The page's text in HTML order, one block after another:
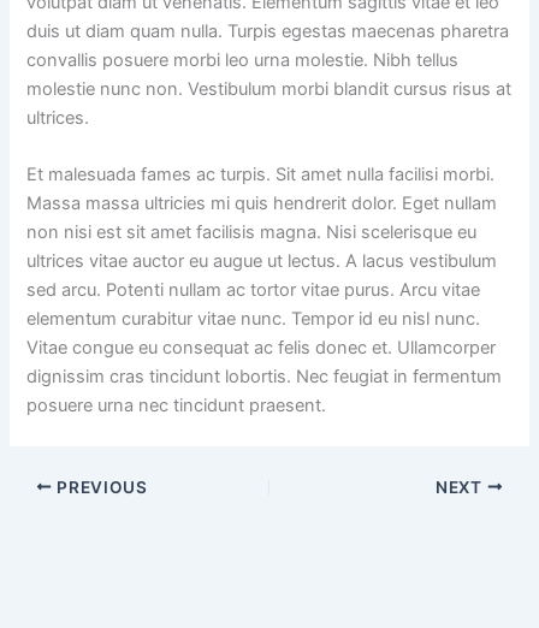
duis ut diam quam nulla. Turpis egestas maecenas pharetra
convallis posuere morbi leo urna molestie. Nibh tellus
molestie nunc non. Vestibulum morbi blandit cursus risus at
ultrices.
Et malesuada fames ac turpis. Sit amet nulla facilisi morbi.
Massa massa ultricies mi quis hendrerit dolor. Eget nullam
non nisi est sit amet facilisis magna. Nisi scelerisque eu
ultrices vitae auctor eu augue ut lectus. A lacus vestibulum
sed arcu. Potenti nullam ac tortor vitae purus. Arcu vitae
elementum curabitur vitae nunc. Tempor id eu nisl nunc.
Vitae congue eu consequat ac felis donec et. Ullamcorper
dignissim cras tincidunt lobortis. Nec feugiat in fermentum
posuere urna nec tincidunt praesent.
PREVIOUS NEXT